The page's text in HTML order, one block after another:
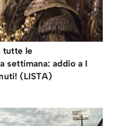
tutte le
settimana: addio a I
(LISTA)